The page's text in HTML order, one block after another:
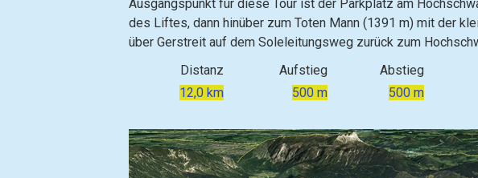
Ausgangspunkt für diese Tour ist der Parkplatz am
des Liftes, dann hinüber zum Toten Mann (1391 m) mit der
über Gerstreit auf dem Soleleitungsweg zurück zum
Distanz
Aufstieg
Abstieg
12,0 km
500 m 500 m